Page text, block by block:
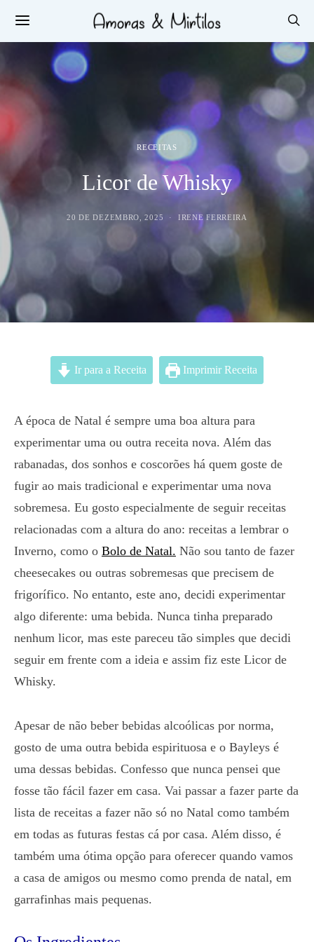
RECEITAS
Licor de Whisky
20 DE DEZEMBRO, 2025 IRENE FERREIRA
Ir para a Receita Imprimir Receita
A época de Natal é sempre uma boa altura para
experimentar uma ou outra receita nova. Além das
rabanadas, dos sonhos e coscorões há quem goste de
fugir ao mais tradicional e experimentar uma nova
sobremesa. Eu gosto especialmente de seguir receitas
relacionadas com a altura do ano: receitas a lembrar o
Inverno, como o Bolo de Natal. Não sou tanto de fazer
cheesecakes ou outras sobremesas que precisem de
frigorífico. No entanto, este ano, decidi experimentar
algo diferente: uma bebida. Nunca tinha preparado
nenhum licor, mas este pareceu tão simples que decidi
seguir em frente com a ideia e assim fiz este Licor de
Whisky.
Apesar de não beber bebidas alcoólicas por norma,
gosto de uma outra bebida espirituosa e o Bayleys é
uma dessas bebidas. Confesso que nunca pensei que
fosse tão fácil fazer em casa. Vai passar a fazer parte da
lista de receitas a fazer não só no Natal como também
em todas as futuras festas cá por casa. Além disso, é
também uma ótima opção para oferecer quando vamos
a casa de amigos ou mesmo como prenda de natal, em
garrafinhas mais pequenas.